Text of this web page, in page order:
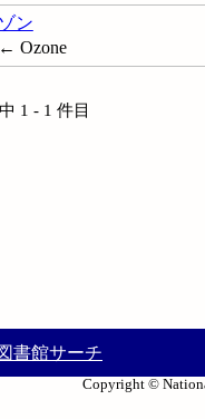
ン
← Ozone
1 - 1 件目
書館サーチ
Copyright ©